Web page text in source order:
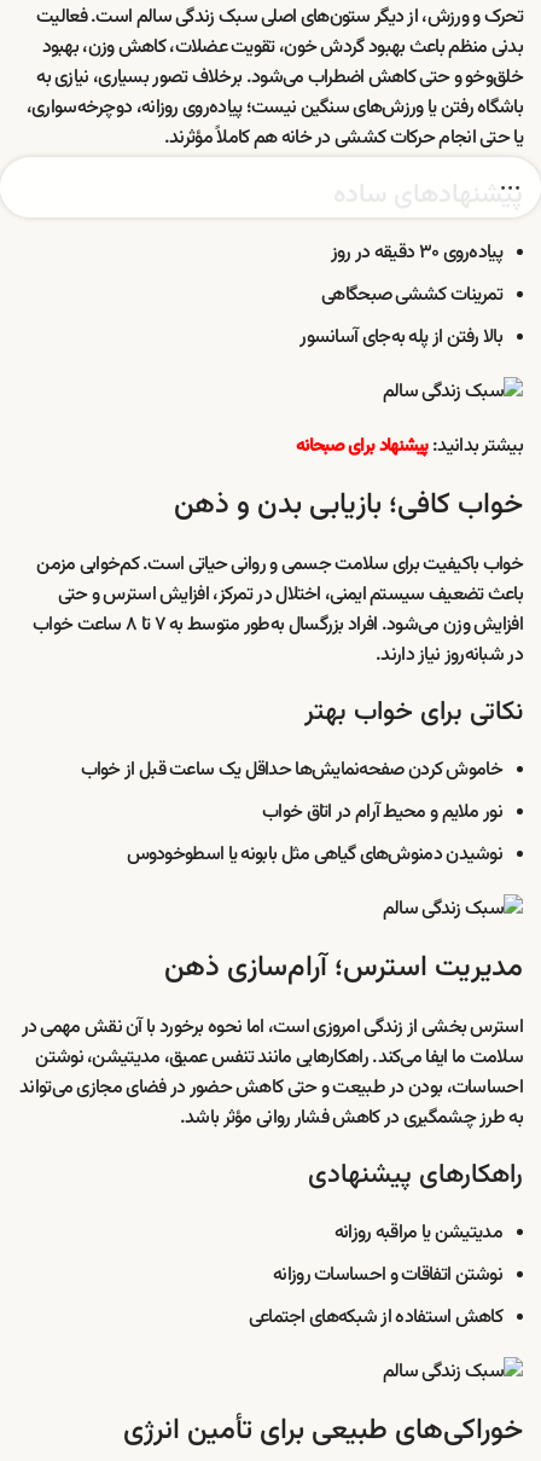
تحرک و ورزش، از دیگر ستون‌های اصلی سبک زندگی سالم است. فعالیت
بدنی منظم باعث بهبود گردش خون، تقویت عضلات، کاهش وزن، بهبود
خلق‌وخو و حتی کاهش اضطراب می‌شود. برخلاف تصور بسیاری، نیازی به
باشگاه رفتن یا ورزش‌های سنگین نیست؛ پیاده‌روی روزانه، دوچرخه‌سواری،
یا حتی انجام حرکات کششی در خانه هم کاملاً مؤثرند.
پیشنهادهای ساده
پیاده‌روی ۳۰ دقیقه در روز
تمرینات کششی صبحگاهی
بالا رفتن از پله به‌جای آسانسور
بیشتر بدانید:پیشنهاد برای صبحانه
خواب کافی؛ بازیابی بدن و ذهن
خواب باکیفیت برای سلامت جسمی و روانی حیاتی است. کم‌خوابی مزمن
باعث تضعیف سیستم ایمنی، اختلال در تمرکز، افزایش استرس و حتی
افزایش وزن می‌شود. افراد بزرگسال به‌طور متوسط به ۷ تا ۸ ساعت خواب
در شبانه‌روز نیاز دارند.
نکاتی برای خواب بهتر
خاموش کردن صفحه‌نمایش‌ها حداقل یک ساعت قبل از خواب
نور ملایم و محیط آرام در اتاق خواب
نوشیدن دمنوش‌های گیاهی مثل بابونه یا اسطوخودوس
مدیریت استرس؛ آرام‌سازی ذهن
استرس بخشی از زندگی امروزی است، اما نحوه برخورد با آن نقش مهمی در
سلامت ما ایفا می‌کند. راهکارهایی مانند تنفس عمیق، مدیتیشن، نوشتن
احساسات، بودن در طبیعت و حتی کاهش حضور در فضای مجازی می‌تواند
به طرز چشمگیری در کاهش فشار روانی مؤثر باشد.
راهکارهای پیشنهادی
مدیتیشن یا مراقبه روزانه
نوشتن اتفاقات و احساسات روزانه
کاهش استفاده از شبکه‌های اجتماعی
خوراکی‌های طبیعی برای تأمین انرژی